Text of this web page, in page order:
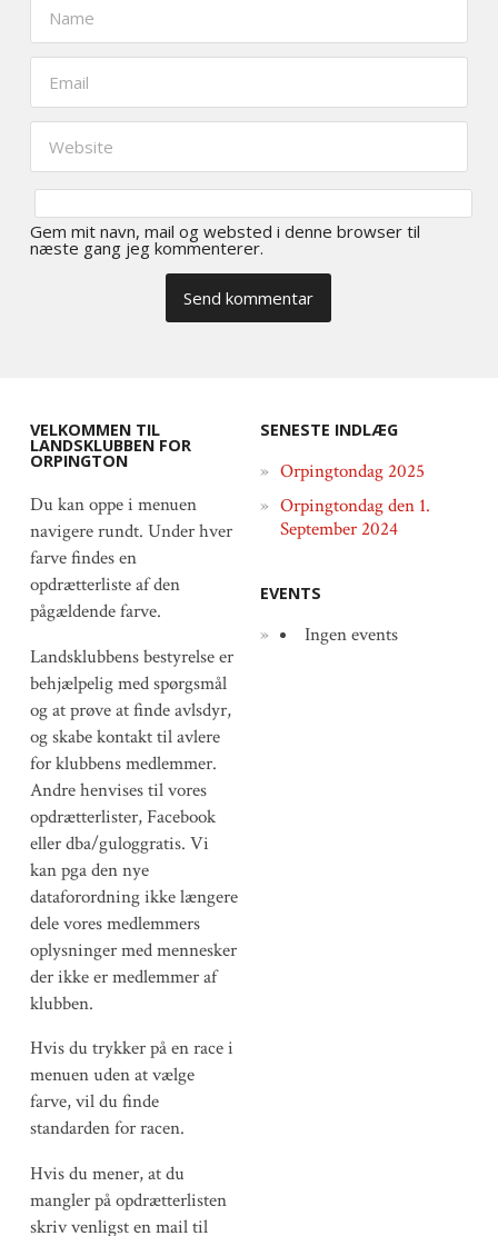
Gem mit navn, mail og websted i denne browser til
næste gang jeg kommenterer.
VELKOMMEN TIL
LANDSKLUBBEN FOR
ORPINGTON
Du kan oppe i menuen
navigere rundt. Under hver
farve findes en
opdrætterliste af den
pågældende farve.
Landsklubbens bestyrelse er
behjælpelig med spørgsmål
og at prøve at finde avlsdyr,
og skabe kontakt til avlere
for klubbens medlemmer.
Andre henvises til vores
opdrætterlister, Facebook
eller dba/guloggratis. Vi
kan pga den nye
dataforordning ikke længere
dele vores medlemmers
oplysninger med mennesker
der ikke er medlemmer af
klubben.
Hvis du trykker på en race i
menuen uden at vælge
farve, vil du finde
standarden for racen.
Hvis du mener, at du
mangler på opdrætterlisten
skriv venligst en mail til
SENESTE INDLÆG
Orpingtondag 2025
Orpingtondag den 1.
September 2024
EVENTS
Ingen events